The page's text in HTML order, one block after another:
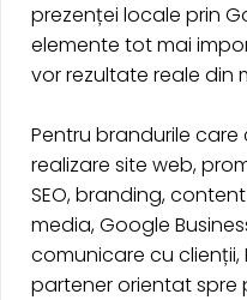
prezenței locale prin
elemente tot mai
vor rezultate reale din
Pentru brandurile
realizare site web,
SEO, branding,
media, Google
comunicare cu clienții,
partener orientat spre